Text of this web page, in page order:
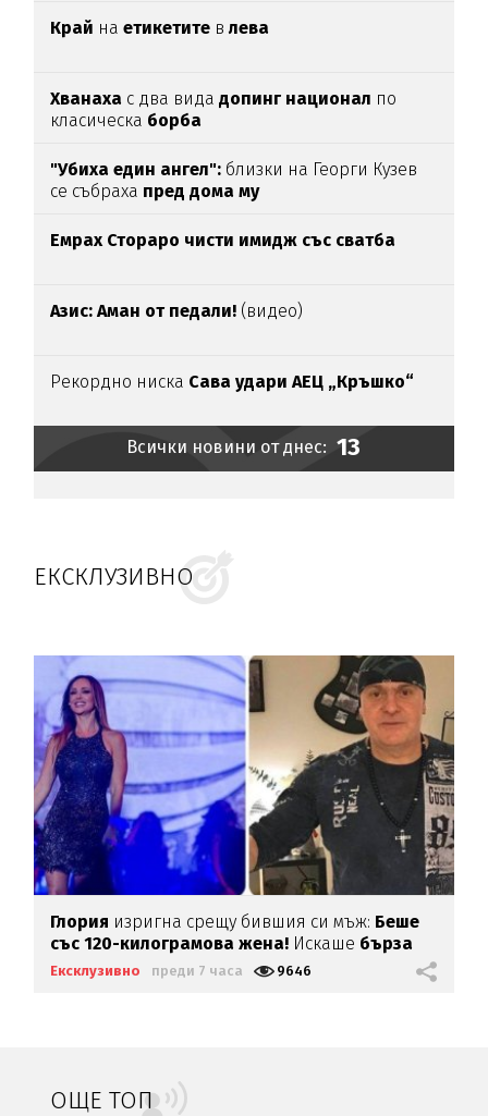
Край наетикетите влева
Хванаха с два видадопинг национал по
класическа борба
"Убиха един ангел": близки на Георги Кузев
се събраха пред дома му
Емрах Стораро чисти имидж със сватба
Азис: Аман от педали! (видео)
Рекордно ниска Сава удари АЕЦ „Кръшко“
Всички новини от днес: 13
ЕКСКЛУЗИВНО
Глория изригна срещу бившия си мъж: Беше
със 120-килограмова жена! Искаше бърза
печалба...
Ексклузивно преди 7 часа 9646
ОЩЕ ТОП